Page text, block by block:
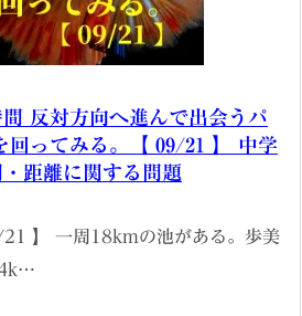
反対方向へ進んで出会うパ
回ってみる。【 09/21 】 中学
距離に関する問題
】 一周18kmの池がある。歩美
4k…